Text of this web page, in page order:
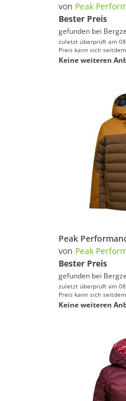
von Peak
Bester Preis
gefunden bei
zuletzt überprüft am
Preis kann sich
Keine weiteren
von Peak
Bester Preis
gefunden bei
zuletzt überprüft am
Preis kann sich
Keine weiteren